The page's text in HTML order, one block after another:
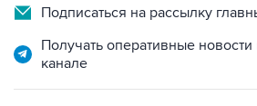
Подписаться на рассылку
Получать оперативные
канале